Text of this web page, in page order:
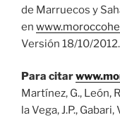
de Marruecos y
en
Versión 18/10/2012.
Para citar
Martínez, G., León,
la Vega, J.P.,